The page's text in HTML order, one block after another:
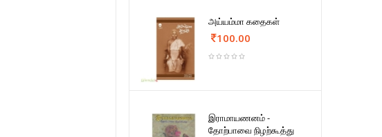
அய்யம்மா கதைகள்
100.00
இராமாயணனம் -
தோற்பாவை நிழற்கூத்து